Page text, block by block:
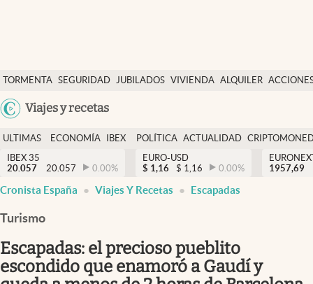
TORMENTA SEGURIDAD JUBILADOS VIVIENDA ALQUILER
USA
Viajes y recetas
Economía y finanzas
Política
Actualidad
Criptomonedas
España
ULTIMAS
NOTICIAS
ECONOMÍA
FINANZAS
IBEX
EURO
POLÍTICA ACTUALIDAD
IBEX 35
20.057
20.057 0.00%
EURO-USD
$ 1,16 $ 1,16 0.00%
1957,69
Cronista España Viajes Y Recetas Escapadas
Turismo
Escapadas: el precioso pueblito
escondido que enamoró a Gaudí y